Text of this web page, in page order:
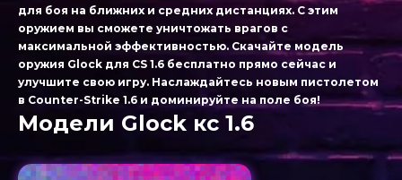
для боя на ближних и средних дистанциях. С этим
оружием вы сможете уничтожать врагов с
максимальной эффективностью. Скачайте модель
оружия Glock для CS 1.6 бесплатно прямо сейчас и
улучшите свою игру. Наслаждайтесь новым пистолетом
в Counter-Strike 1.6 и доминируйте на поле боя!
Модели Glock кс 1.6